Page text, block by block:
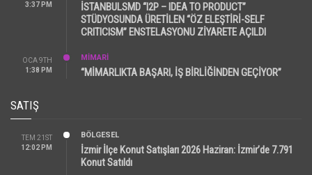
3:37 PM
İSTANBULSMD “I2P – IDEA TO PRODUCT”
STÜDYOSUNDA ÜRETİLEN “ÖZ ELEŞTİRİ-SELF
CRITICISM” ENSTELASYONU ZİYARETE AÇILDI
OCA 9TH
1:38 PM
MİMARİ
“MİMARLIKTA BAŞARI, İŞ BİRLİĞİNDEN GEÇİYOR”
SATIŞ
TEM 21ST
12:02 PM
BÖLGESEL
İzmir İlçe Konut Satışları 2026 Haziran: İzmir’de 7.791
Konut Satıldı